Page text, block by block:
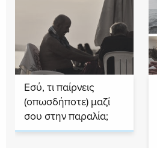
Εσύ, τι παίρνεις
(οπωσδήποτε) μαζί
σου στην παραλία;